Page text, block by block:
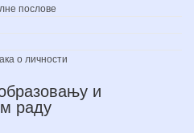
послове
о личности
и
раду